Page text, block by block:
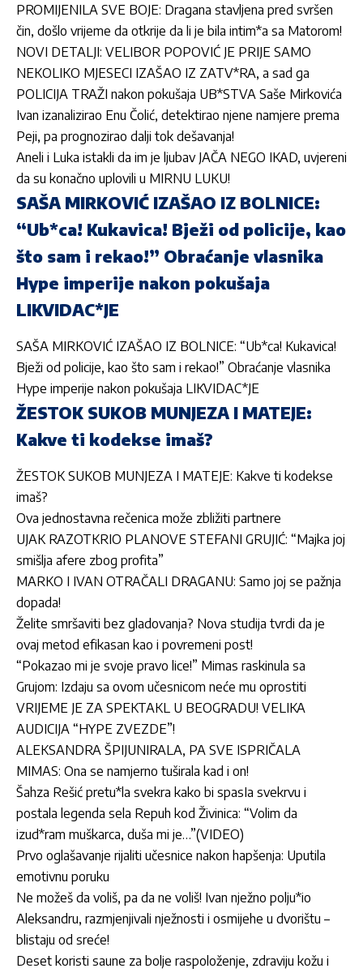
PROMIJENILA SVE BOJE: Dragana stavljena pred svršen
čin, došlo vrijeme da otkrije da li je bila intim*a sa Matorom!
NOVI DETALJI: VELIBOR POPOVIĆ JE PRIJE SAMO
NEKOLIKO MJESECI IZAŠAO IZ ZATV*RA, a sad ga
POLICIJA TRAŽI nakon pokušaja UB*STVA Saše Mirkovića
Ivan izanalizirao Enu Čolić, detektirao njene namjere prema
Peji, pa prognozirao dalji tok dešavanja!
Aneli i Luka istakli da im je ljubav JAČA NEGO IKAD, uvjereni
da su konačno uplovili u MIRNU LUKU!
SAŠA MIRKOVIĆ IZAŠAO IZ BOLNICE:
“Ub*ca! Kukavica! Bježi od policije, kao
što sam i rekao!” Obraćanje vlasnika
Hype imperije nakon pokušaja
LIKVIDAC*JE
SAŠA MIRKOVIĆ IZAŠAO IZ BOLNICE: “Ub*ca! Kukavica!
Bježi od policije, kao što sam i rekao!” Obraćanje vlasnika
Hype imperije nakon pokušaja LIKVIDAC*JE
ŽESTOK SUKOB MUNJEZA I MATEJE:
Kakve ti kodekse imaš?
ŽESTOK SUKOB MUNJEZA I MATEJE: Kakve ti kodekse
imaš?
Ova jednostavna rečenica može zbližiti partnere
UJAK RAZOTKRIO PLANOVE STEFANI GRUJIĆ: “Majka joj
smišlja afere zbog profita”
MARKO I IVAN OTRAČALI DRAGANU: Samo joj se pažnja
dopada!
Želite smršaviti bez gladovanja? Nova studija tvrdi da je
ovaj metod efikasan kao i povremeni post!
“Pokazao mi je svoje pravo lice!” Mimas raskinula sa
Grujom: Izdaju sa ovom učesnicom neće mu oprostiti
VRIJEME JE ZA SPEKTAKL U BEOGRADU! VELIKA
AUDICIJA “HYPE ZVEZDE”!
ALEKSANDRA ŠPIJUNIRALA, PA SVE ISPRIČALA
MIMAS: Ona se namjerno tuširala kad i on!
Šahza Rešić pretu*la svekra kako bi spasIa svekrvu i
postala legenda sela Repuh kod Živinica: “Volim da
izud*ram muškarca, duša mi je…”(VIDEO)
Prvo oglašavanje rijaliti učesnice nakon hapšenja: Uputila
emotivnu poruku
Ne možeš da voliš, pa da ne voliš! Ivan nježno polju*io
Aleksandru, razmjenjivali nježnosti i osmijehe u dvorištu –
blistaju od sreće!
Deset koristi saune za bolje raspoloženje, zdraviju kožu i